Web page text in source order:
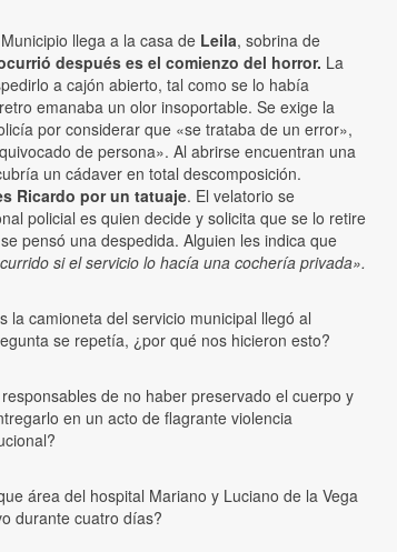
llega a la casa de Leila, sobrina de
después es el comienzo del horror. La
a cajón abierto, tal como se lo había
emanaba un olor insoportable. Se exige la
por considerar que «se trataba de un error»,
de persona». Al abrirse encuentran una
un cádaver en total descomposición.
Ricardo por un tatuaje. El velatorio se
policial es quien decide y solicita que se lo retire
pensó una despedida. Alguien les indica que
si el servicio lo hacía una cochería privada».
la camioneta del servicio municipal llegó al
se repetía, ¿por qué nos hicieron esto?
de no haber preservado el cuerpo y
en un acto de flagrante violencia
área del hospital Mariano y Luciano de la Vega
durante cuatro días?